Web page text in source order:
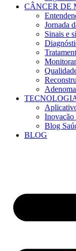
CÂNCER DE
Jornada
Sinais e
Inovação
Blog
BLOG